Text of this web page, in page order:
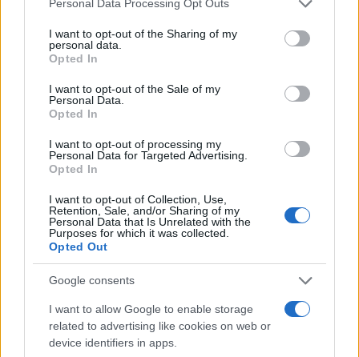
not limited to your visit or usage behaviour. You may click to
grant or deny consent to Google and its third-party tags to
use your data for below specified purposes in below Google
consent section.
Personal Data Processing Opt Outs
I want to opt-out of the Sharing of my
personal data.
Opted In
I want to opt-out of the Sale of my
Personal Data.
Opted In
I want to opt-out of processing my
Personal Data for Targeted Advertising.
Opted In
I want to opt-out of Collection, Use,
Retention, Sale, and/or Sharing of my
Personal Data that Is Unrelated with the
Purposes for which it was collected.
Opted Out
Google consents
I want to allow Google to enable storage
related to advertising like cookies on web or
device identifiers in apps.
Em 1975, Joe tornou-se o endossante celebridade mais
bem pago até aquele ponto, quando ele estava ganhando $
1 milhão por ano com vários negócios de marca. Na
época, ele também ganhava US $ 450.000 por ano em
equivalente a US $ 7 milhões em inflação por ano em
salários e endossos.
Imóveis:em 2016, Joe Namath comprou uma propriedade
no Upper West Side da cidade de Nova York por cerca de
US $ 1 milhão. A compra foi aparentemente um presente
para sua filha e seu marido, já que os dois também estavam
listados como compradores. O duplex do primeiro andar é
uma casa de família atraente com dois quartos e muito
espaço de armazenamento. Em 2019, foi relatado que